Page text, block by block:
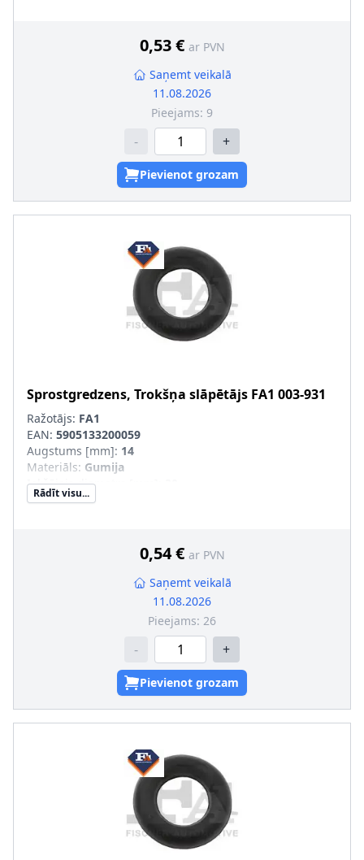
0,53 € ar PVN
Saņemt veikalā
11.08.2026
Pieejams: 9
- +
Pievienot grozam
Sprostgredzens, Trokšņa slāpētājs FA1 003-931
Ražotājs: FA1
EAN: 5905133200059
Augstums [mm]: 14
Materiāls: Gumija
Iekšējais diametrs [mm]
Ārējais diametrs [mm]
Rādīt visu...
0,54 € ar PVN
Saņemt veikalā
11.08.2026
Pieejams: 26
- +
Pievienot grozam